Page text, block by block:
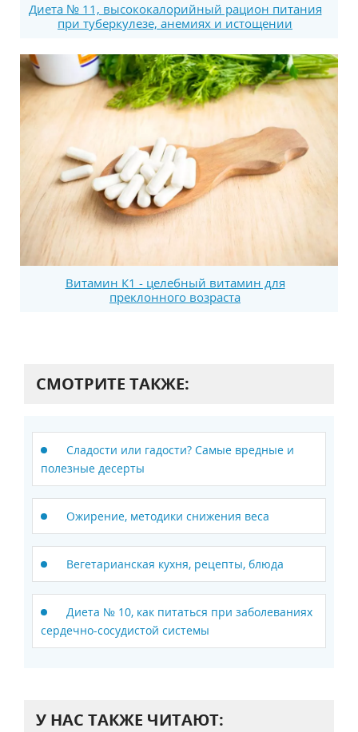
Диета № 11, высококалорийный рацион питания
при туберкулезе, анемиях и истощении
Витамин К1 - целебный витамин для
преклонного возраста
СМОТРИТЕ ТАКЖЕ:
Сладости или гадости? Самые вредные и
полезные десерты
Ожирение, методики снижения веса
Вегетарианская кухня, рецепты, блюда
Диета № 10, как питаться при заболеваниях
сердечно-сосудистой системы
У НАС ТАКЖЕ ЧИТАЮТ: